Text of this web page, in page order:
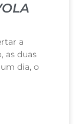
a
as duas
dia, o